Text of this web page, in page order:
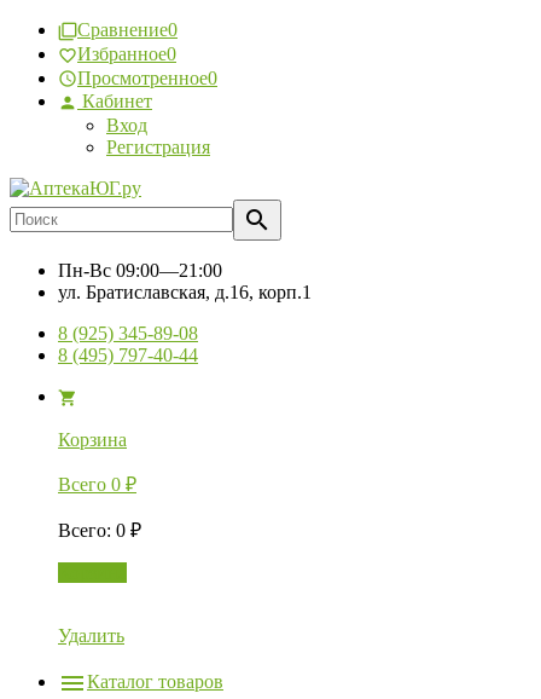
Сравнение0
Избранное0
Просмотренное0
Кабинет
Вход
Регистрация
Пн-Вс 09:00—21:00
ул. Братиславская, д.16, корп.1
8 (925) 345-89-08
8 (495) 797-40-44
Корзина
Всего 0 ₽
Всего: 0 ₽
Удалить
Каталог товаров